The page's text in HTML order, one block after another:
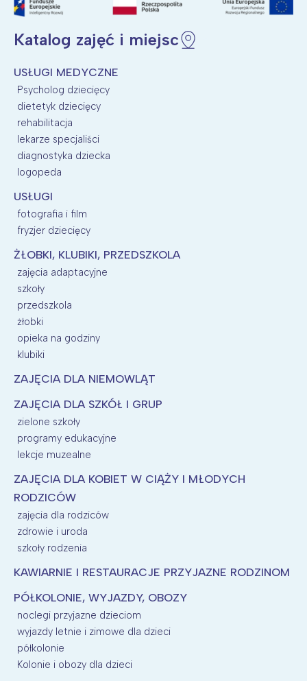
Katalog zajęć i miejsc
USŁUGI MEDYCZNE
Psycholog dziecięcy
dietetyk dziecięcy
rehabilitacja
lekarze specjaliści
diagnostyka dziecka
logopeda
USŁUGI
fotografia i film
fryzjer dziecięcy
ŻŁOBKI, KLUBIKI, PRZEDSZKOLA
zajęcia adaptacyjne
szkoły
przedszkola
żłobki
opieka na godziny
klubiki
ZAJĘCIA DLA NIEMOWLĄT
ZAJĘCIA DLA SZKÓŁ I GRUP
zielone szkoły
programy edukacyjne
lekcje muzealne
ZAJĘCIA DLA KOBIET W CIĄŻY I MŁODYCH
RODZICÓW
zajęcia dla rodziców
zdrowie i uroda
szkoły rodzenia
KAWIARNIE I RESTAURACJE PRZYJAZNE RODZINOM
PÓŁKOLONIE, WYJAZDY, OBOZY
noclegi przyjazne dzieciom
wyjazdy letnie i zimowe dla dzieci
półkolonie
Kolonie i obozy dla dzieci